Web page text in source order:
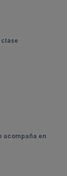
acompaña en